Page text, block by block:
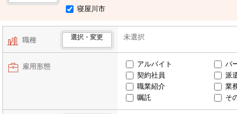
寝屋川市
職種 選択・変更 未選択
雇用形態 アルバイト パ
契約社員
派
職業紹介
業
嘱託
そ